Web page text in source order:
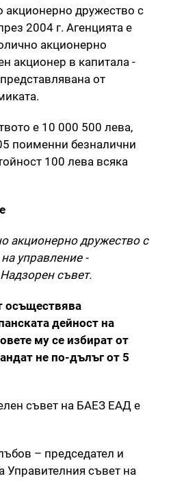
акционерно дружество с
2004 г. Агенцията е
акционерно
акционер в капитала -
от
е 10 000 500 лева,
поименни безналични
100 лева всяка
акционерно дружество с
управление -
съвет.
осъществява
дейност на
му се избират от
не по-дълъг от 5
съвет на БАЕЗ ЕАД е
– председател и
Управителния съвет на